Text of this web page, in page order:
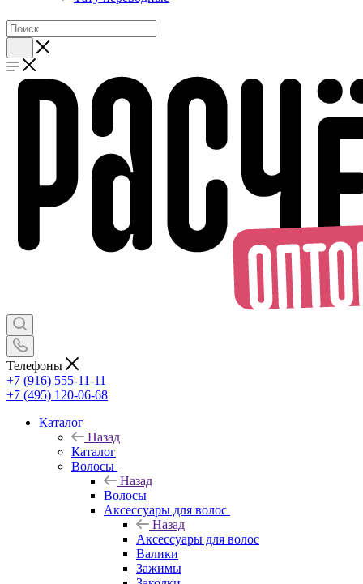
Телефоны
+7 (916) 555-11-11
+7 (495) 120-06-68
Каталог
Назад
Каталог
Волосы
Назад
Волосы
Аксессуары для волос
Назад
Аксессуары для волос
Валики
Зажимы